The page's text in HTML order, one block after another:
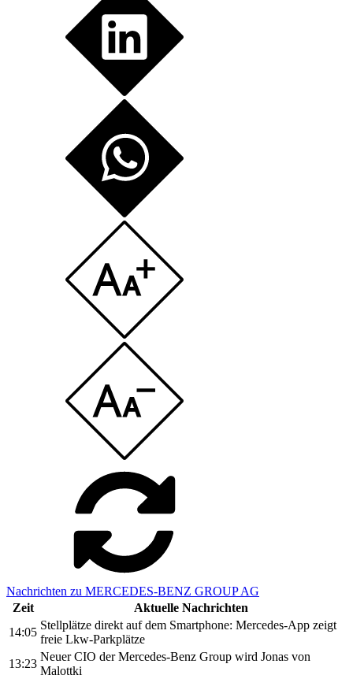
Nachrichten zu MERCEDES-BENZ GROUP AG
Zeit
Aktuelle Nachrichten
14:05
Stellplätze direkt auf dem Smartphone: Mercedes-App zeigt
freie Lkw-Parkplätze
13:23
Neuer CIO der Mercedes-Benz Group wird Jonas von
Malottki